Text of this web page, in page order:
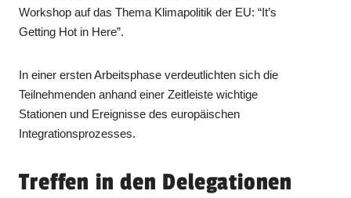
Workshop auf das Thema Klimapolitik der EU: “It’s
Getting Hot in Here”.
In einer ersten Arbeitsphase verdeutlichten sich die
Teilnehmenden anhand einer Zeitleiste wichtige
Stationen und Ereignisse des europäischen
Integrationsprozesses.
Treffen in den Delegationen